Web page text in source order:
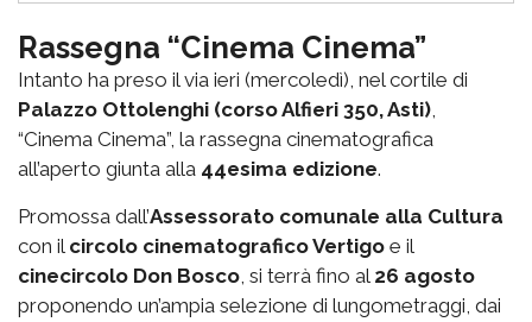
Rassegna “Cinema Cinema”
Intanto ha preso il via ieri (mercoledì), nel cortile di
Palazzo Ottolenghi (corso Alfieri 350, Asti),
“Cinema Cinema”, la rassegna cinematografica
all’aperto giunta alla 44esima edizione.
Promossa dall’Assessorato comunale alla Cultura
con il circolo cinematografico Vertigo e il
cinecircolo Don Bosco, si terrà fino al 26 agosto
proponendo un’ampia selezione di lungometraggi, dai